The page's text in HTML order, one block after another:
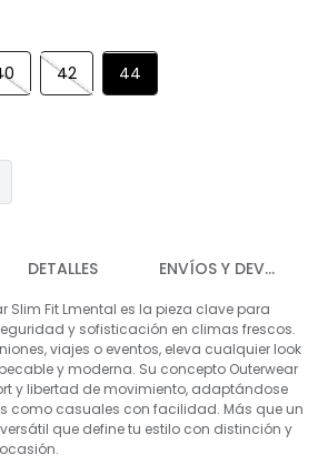
42 44
DETALLES ENVÍOS Y
Slim Fit Lmental es la pieza clave para
y sofisticación en climas frescos.
viajes o eventos, eleva cualquier look
y moderna. Su concepto Outerwear
y libertad de movimiento, adaptándose
como casuales con facilidad. Más que un
que define tu estilo con distinción y